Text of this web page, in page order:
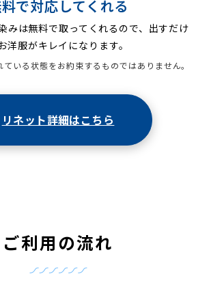
で対応してくれる
みは無料で取ってくれるので、出すだけ
洋服がキレイになります。
いる状態をお約束するものではありません。
リネット詳細はこちら
ご利用の流れ